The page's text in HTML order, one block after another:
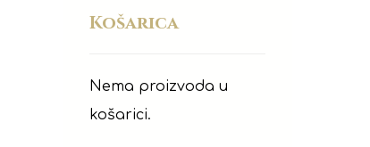
Košarica
Nema proizvoda u
košarici.